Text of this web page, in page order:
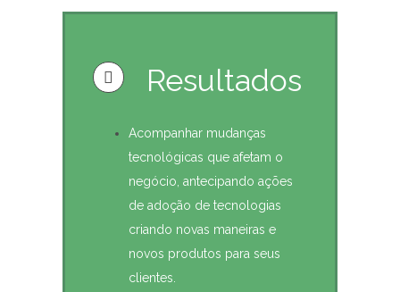
Resultados
Acompanhar mudanças
tecnológicas que afetam o
negócio, antecipando ações
de adoção de tecnologias
criando novas maneiras e
novos produtos para seus
clientes.